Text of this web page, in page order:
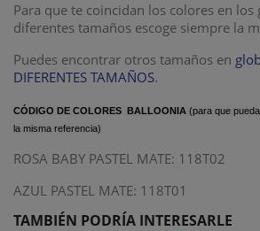
Para que te coincidan los colores en los
diferentes tamaños escoge siempre la
Puedes encontrar otros tamaños en
DIFERENTES TAMAÑOS.
CÓDIGO DE COLORES BALLOONIA (para que
la misma referencia)
ROSA BABY PASTEL MATE: 118T02
AZUL PASTEL MATE: 118T01
TAMBIÉN PODRÍA INTERESARLE